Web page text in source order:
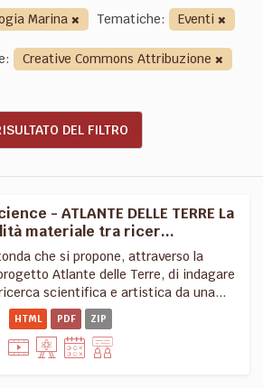
Marina Tematiche:
Eventi
Creative Commons Attribuzione
DEL FILTRO
- ATLANTE DELLE TERRE La
materiale tra ricer...
che si propone, attraverso la
Atlante delle Terre, di indagare
scientifica e artistica da una...
HTML PDF ZIP